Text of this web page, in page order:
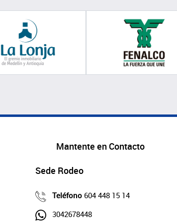
Mantente en Contacto
Sede Rodeo
Teléfono604 448 15 14
3042678448